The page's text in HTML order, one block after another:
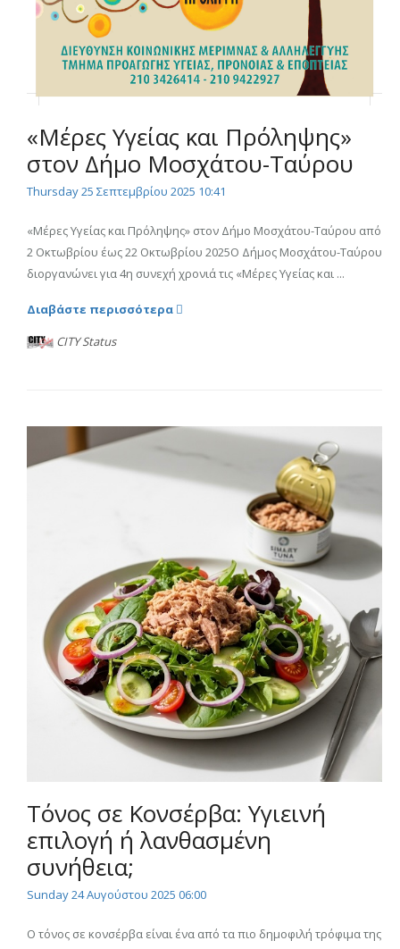
«Μέρες Υγείας και Πρόληψης»
στον Δήμο Μοσχάτου-Ταύρου
Thursday 25 Σεπτεμβρίου 2025 10:41
«Μέρες Υγείας και Πρόληψης» στον Δήμο Μοσχάτου-Ταύρου από
2 Οκτωβρίου έως 22 Οκτωβρίου 2025Ο Δήμος Μοσχάτου-Ταύρου
διοργανώνει για 4η συνεχή χρονιά τις «Μέρες Υγείας και ...
Διαβάστε περισσότερα
CITY Status
Τόνος σε Κονσέρβα: Υγιεινή
επιλογή ή λανθασμένη
συνήθεια;
Sunday 24 Αυγούστου 2025 06:00
Ο τόνος σε κονσέρβα είναι ένα από τα πιο δημοφιλή τρόφιμα της